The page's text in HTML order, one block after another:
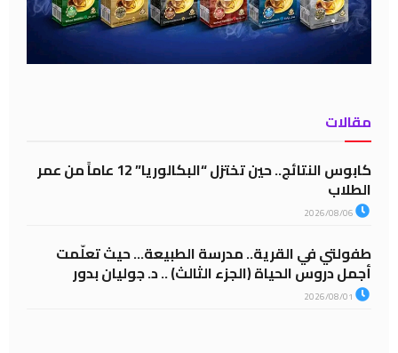
مقالات
كابوس النتائج.. حين تختزل “البكالوريا” 12 عاماً من عمر
الطلاب
طفولتي في القرية.. مدرسة الطبيعة… حيث تعلّمت
أجمل دروس الحياة (الجزء الثالث) .. د. جوليان بدور